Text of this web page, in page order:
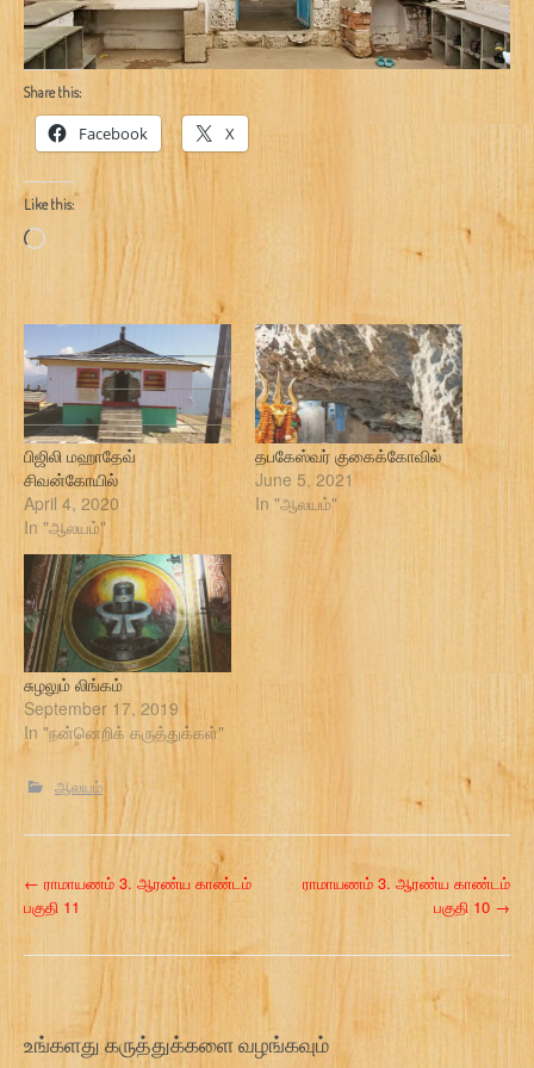
Share this:
Facebook X
Like this:
Loading…
பிஜிலி மஹாதேவ்
சிவன்கோயில்
April 4, 2020
In "ஆலயம்"
தபகேஸ்வர் குகைக்கோவில்
June 5, 2021
In "ஆலயம்"
சுழலும் லிங்கம்
September 17, 2019
In "நன்னெறிக் கருத்துக்கள்"
ஆலயம்
P
← ராமாயணம் 3. ஆரண்ய காண்டம்
பகுதி 11
ராமாயணம் 3. ஆரண்ய காண்டம்
பகுதி 10 →
உங்களது கருத்துக்களை வழங்கவும்